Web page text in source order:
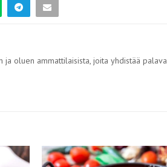
oluen ammattilaisista, joita yhdistää palava